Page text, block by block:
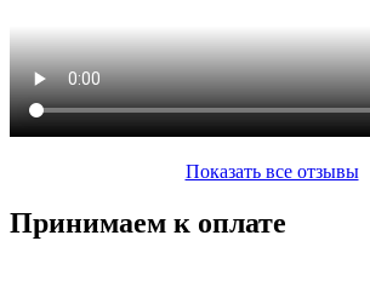
Показать все отзывы
Принимаем к оплате